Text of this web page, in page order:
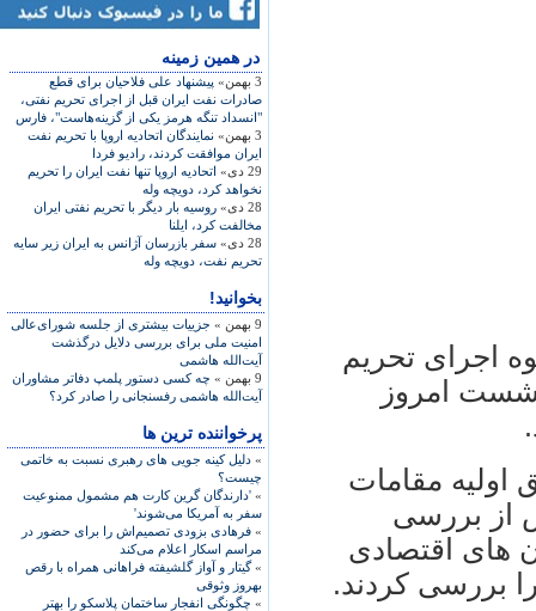
در همين زمينه
3 بهمن»
پيشنهاد علی فلاحيان برای ‌قطع
صادرات نفت ايران قبل از اجرای تحريم نفتی،
"انسداد تنگه هرمز يکی از گزينه‌هاست"، فارس
3 بهمن»
نمایندگان اتحادیه اروپا با تحریم نفت
ایران موافقت کردند، راديو فردا
29 دی»
اتحاديه اروپا تنها نفت ايران را تحريم
نخواهد کرد، دويچه وله
28 دی»
روسيه بار ديگر با تحريم نفتی ايران
مخالفت کرد، ايلنا
28 دی»
سفر بازرسان آژانس به ايران زير سايه
تحريم نفت، دويچه وله
بخوانید!
9 بهمن »
جزییات بیشتری از جلسه شورای‌عالی
امنیت ملی برای بررسی دلایل درگذشت
آیت‌الله هاشمی
9 بهمن »
چه کسی دستور پلمپ دفاتر مشاوران
آیت‌الله هاشمی رفسنجانی را صادر کرد؟
پرخواننده ترین ها
» دلیل کینه جویی های رهبری نسبت به خاتمی
چیست؟
» 'دارندگان گرین کارت هم مشمول ممنوعیت
سفر به آمریکا می‌شوند'
» فرهادی بزودی تصمیم‌اش را برای حضور در
مراسم اسکار اعلام می‌کند
»گیتار و آواز گلشیفته فراهانی همراه با رقص
بهروز وثوقی
» چگونگی انفجار ساختمان پلاسکو را بهتر
اجرای تحريم
نشست امروز
اوليه مقامات
از بررسی
های اقتصادی
بررسی کردند.